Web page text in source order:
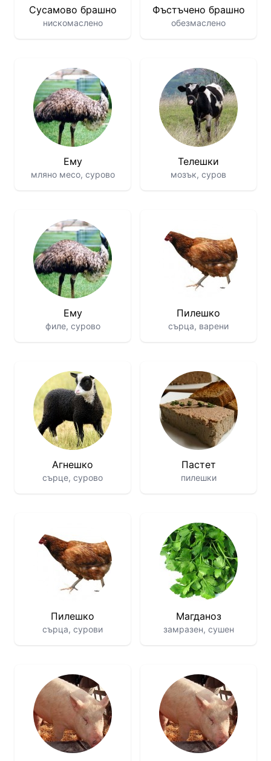
Сусамово брашно
нискомаслено
Фъстъчено брашно
обезмаслено
Ему
мляно месо, сурово
Телешки
мозък, суров
Ему
филе, сурово
Пилешко
сърца, варени
Агнешко
сърце, сурово
Пастет
пилешки
Пилешко
сърца, сурови
Магданоз
замразен, сушен